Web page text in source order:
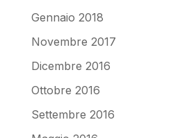
Gennaio 2018
Novembre 2017
Dicembre 2016
Ottobre 2016
Settembre 2016